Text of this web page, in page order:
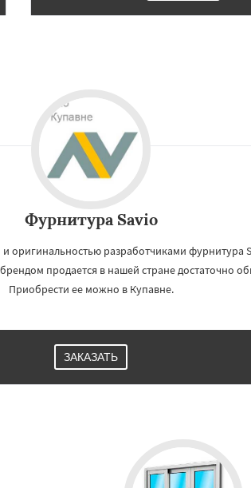
Фурнитура Savio
и оригинальностью разработчиками фурнитура
продается в нашей стране достаточно
Приобрести ее можно в Купавне.
ЗАКАЗАТЬ